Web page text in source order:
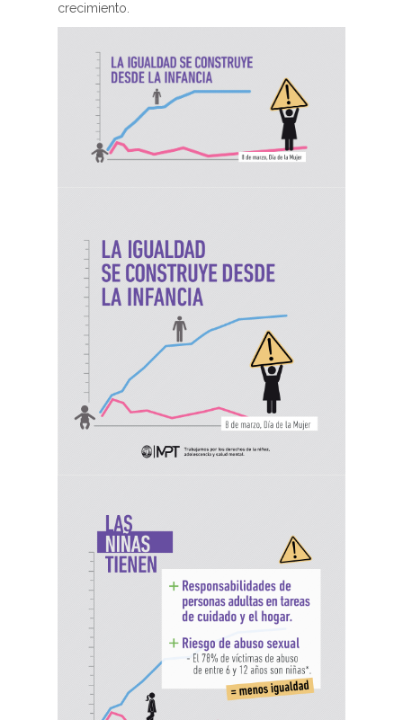
crecimiento.